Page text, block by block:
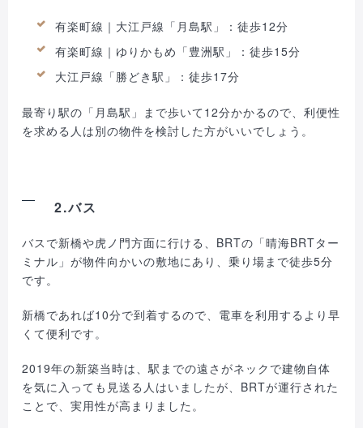
有楽町線｜大江戸線「月島駅」：徒歩12分
有楽町線｜ゆりかもめ「豊洲駅」：徒歩15分
大江戸線「勝どき駅」：徒歩17分
最寄り駅の「月島駅」まで歩いて12分かかるので、利便性
を求める人は別の物件を検討した方がいいでしょう。
2.バス
バスで新橋や虎ノ門方面に行ける、BRTの「晴海BRTター
ミナル」が物件向かいの敷地にあり、乗り場まで徒歩5分
です。
新橋であれば10分で到着するので、電車を利用するより早
くて便利です。
2019年の新築当時は、駅までの遠さがネックで建物自体
を気に入っても見送る人はいましたが、BRTが運行された
ことで、実用性が高まりました。